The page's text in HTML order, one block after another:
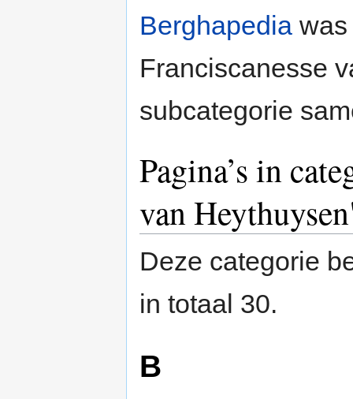
Berghapedia
Franciscanesse
subcategorie
Pagina’s in
van
Deze categorie
in totaal 30.
B